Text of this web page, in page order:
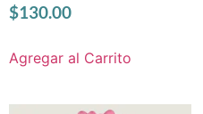
$130.00
Agregar al Carrito